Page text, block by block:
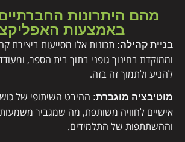
מהם היתרונות
באמצעות
בניית קהילה: תכונות אלו מסייעות ביצירת
וממוקדת בחינוך גופני בתוך בית הספר,
להניע ולתמוך זה בזה.
מוטיבציה מוגברת: ההיבט השיתופי של
אישיים לחוויה משותפת, מה שמגביר
וההשתתפות של התלמידים.